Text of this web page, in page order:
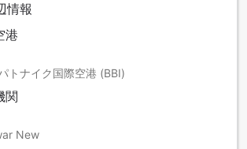
情報
港
トナイク国際空港 (BBI)
関
New